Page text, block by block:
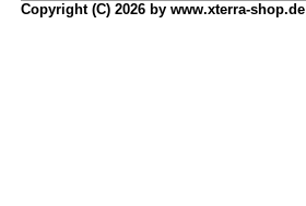
Copyright (C) 2026 by www.xterra-shop.de